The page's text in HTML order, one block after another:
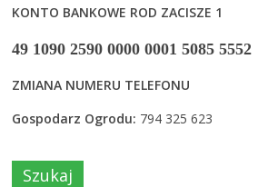
KONTO BANKOWE ROD ZACISZE 1
49 1090 2590 0000 0001 5085 5552
ZMIANA NUMERU TELEFONU
Gospodarz Ogrodu: 794 325 623
Szukaj